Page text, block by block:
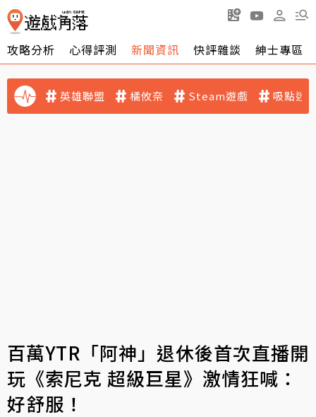
攻略分析 心得評測 新聞資訊 快評雜談 紳士專區
英雄聯盟 橘攸奈 Steam遊戲 吸點迷
百萬YTR「阿神」退休後首次直播開
玩《索尼克 超級巨星》激情狂喊：
好舒服！